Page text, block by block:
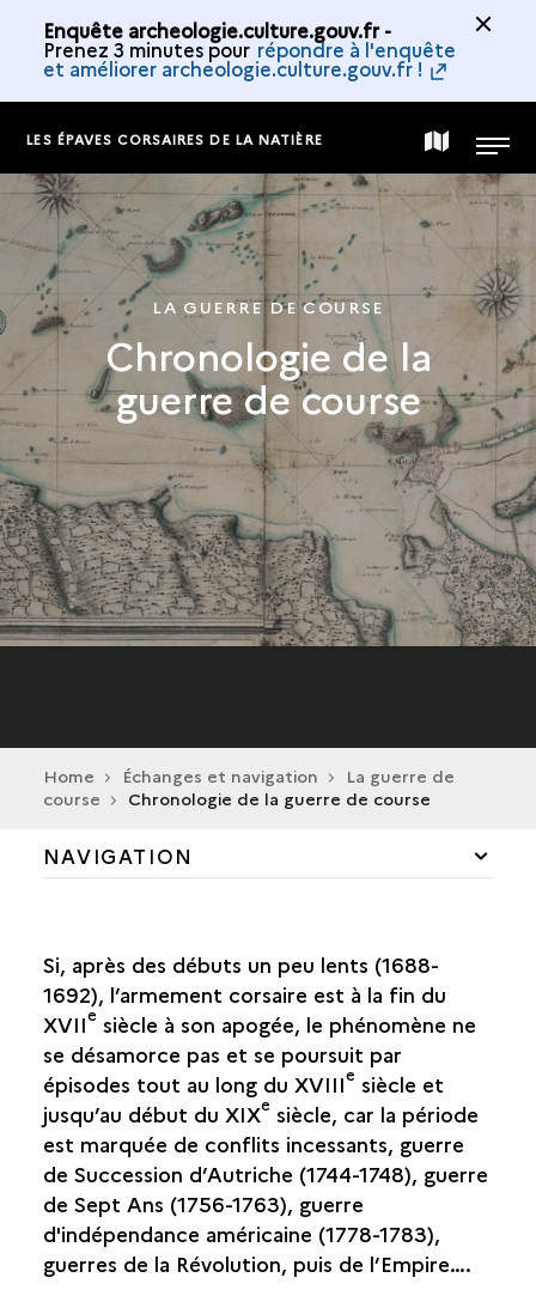
Enquête archeologie.culture.gouv.fr -
Prenez 3 minutes pour répondre à l'enquête
et améliorer archeologie.culture.gouv.fr !
LES ÉPAVES CORSAIRES DE LA NATIÈRE CARTE
DE
LA
COLLECTION
MENU
LA GUERRE DE COURSE
Chronologie de la
guerre de course
Home Échanges et navigation
La guerre de
course
Chronologie de la guerre de course
NAVIGATION
LE CIRCUIT DES ÉCHANGES
LA GUERRE DE COURSE
CHRONOLOGIE DE LA GUERRE DE COURSE
DES ARMATEURS ET CAPITAINES D’EXCEPTION
LA COURSE COMME ACTIVITÉ DE
SUBSTITUTION
COURSE ET ASCENSION SOCIALE
MICHEL DUBOCAGE, CAPITAINE DE LADAUPHINE
Si, après des débuts un peu lents (1688-
1692), l’armement corsaire est à la fin du
XVIIe siècle à son apogée, le phénomène ne
se désamorce pas et se poursuit par
épisodes tout au long du XVIIIe siècle et
jusqu’au début du XIXe siècle, car la période
est marquée de conflits incessants, guerre
de Succession d’Autriche (1744-1748), guerre
de Sept Ans (1756-1763), guerre
d'indépendance américaine (1778-1783),
guerres de la Révolution, puis de l’Empire….